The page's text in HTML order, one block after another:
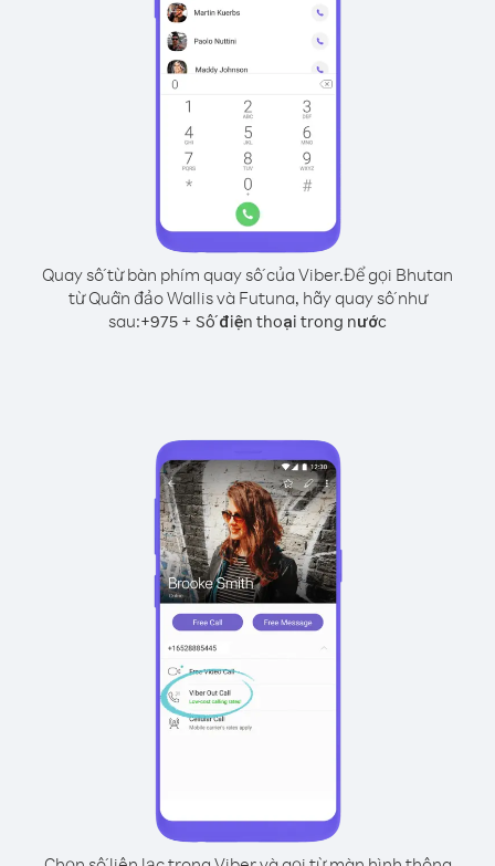
Quay số từ bàn phím quay số của Viber.Để gọi Bhutan
từ Quần đảo Wallis và Futuna, hãy quay số như
sau:+975 + Số điện thoại trong nước